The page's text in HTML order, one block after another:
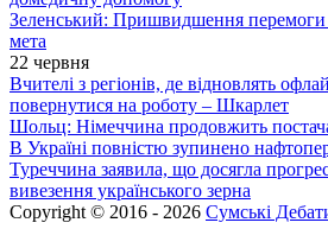
Зеленський: Пришвидшення перемоги
мета
22 червня
Вчителі з регіонів, де відновлять
повернутися на роботу – Шкарлет
Шольц: Німеччина продовжить
В Україні повністю зупинено
Туреччина заявила, що досягла
вивезення українського зерна
Copyright © 2016 - 2026 Сумські